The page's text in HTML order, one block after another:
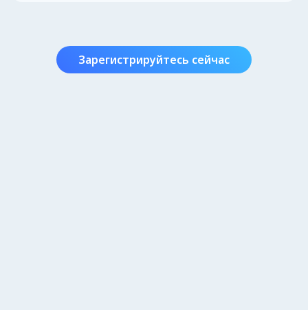
Зарегистрируйтесь сейчас